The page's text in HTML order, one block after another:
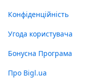
Конфіденційність
Угода користувача
Бонусна Програма
Про Bigl.ua